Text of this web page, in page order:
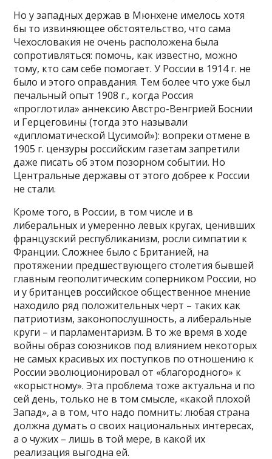
Но у западных держав в Мюнхене имелось хотя
бы то извиняющее обстоятельство, что сама
Чехословакия не очень расположена была
сопротивляться: помочь, как известно, можно
тому, кто сам себе помогает. У России в 1914 г. не
было и этого оправдания. Тем более что уже был
печальный опыт 1908 г., когда Россия
«проглотила» аннексию Австро-Венгрией Боснии
и Герцеговины (тогда это называли
«дипломатической Цусимой»): вопреки отмене в
1905 г. цензуры российским газетам запретили
даже писать об этом позорном событии. Но
Центральные державы от этого добрее к России
не стали.
Кроме того, в России, в том числе и в
либеральных и умеренно левых кругах, ценивших
французский республиканизм, росли симпатии к
Франции. Сложнее было с Британией, на
протяжении предшествующего столетия бывшей
главным геополитическим соперником России, но
и у британцев российское общественное мнение
находило ряд положительных черт – таких как
патриотизм, законопослушность, а либеральные
круги – и парламентаризм. В то же время в ходе
войны образ союзников под влиянием некоторых
не самых красивых их поступков по отношению к
России эволюционировал от «благородного» к
«корыстному». Эта проблема тоже актуальна и по
сей день, только не в том смысле, «какой плохой
Запад», а в том, что надо помнить: любая страна
должна думать о своих национальных интересах,
а о чужих – лишь в той мере, в какой их
реализация выгодна ей.